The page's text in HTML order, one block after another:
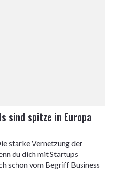
sind spitze in Europa
starke Vernetzung der
du dich mit Startups
schon vom Begriff Business